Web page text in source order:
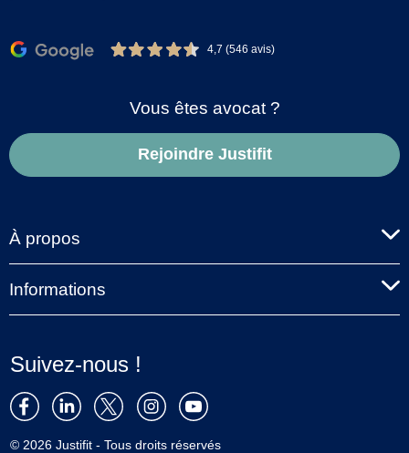
4,7 (546 avis)
Vous êtes avocat ?
Rejoindre Justifit
À propos
Informations
Suivez-nous !
© 2026 Justifit - Tous droits réservés